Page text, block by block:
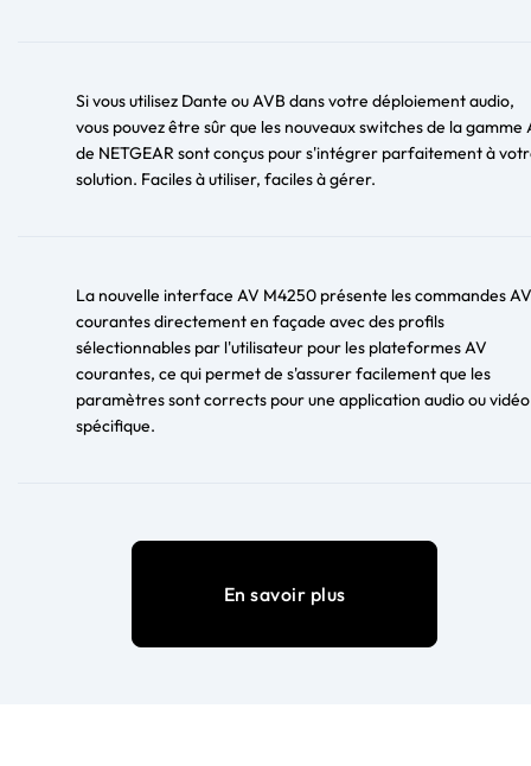
Si vous utilisez Dante ou AVB dans votre déploiement audio,
vous pouvez être sûr que les nouveaux switches de la gamme
de NETGEAR sont conçus pour s'intégrer parfaitement à
solution. Faciles à utiliser, faciles à gérer.
La nouvelle interface AV M4250 présente les commandes AV
courantes directement en façade avec des profils
sélectionnables par l'utilisateur pour les plateformes AV
courantes, ce qui permet de s'assurer facilement que les
paramètres sont corrects pour une application audio ou vidéo
spécifique.
En savoir plus